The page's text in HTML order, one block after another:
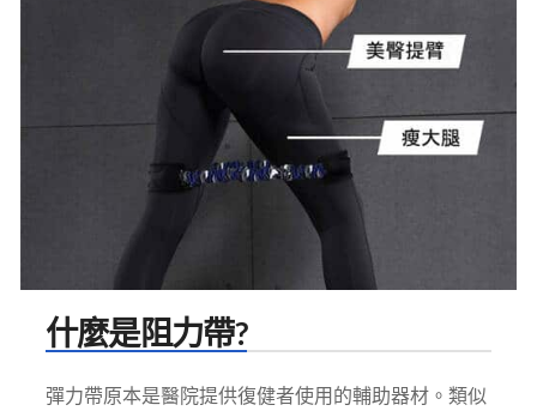
什麼是阻力帶?
彈力帶原本是醫院提供復健者使用的輔助器材。類似